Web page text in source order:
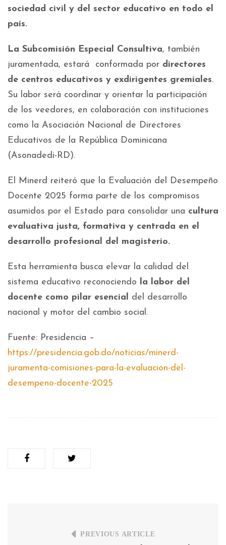
sociedad civil y del sector educativo en todo el
país.
La Subcomisión Especial Consultiva, también
juramentada, estará conformada por directores
de centros educativos y exdirigentes gremiales.
Su labor será coordinar y orientar la participación
de los veedores, en colaboración con instituciones
como la Asociación Nacional de Directores
Educativos de la República Dominicana
(Asonadedi-RD).
El Minerd reiteró que la Evaluación del Desempeño
Docente 2025 forma parte de los compromisos
asumidos por el Estado para consolidar una cultura
evaluativa justa, formativa y centrada en el
desarrollo profesional del magisterio.
Esta herramienta busca elevar la calidad del
sistema educativo reconociendo la labor del
docente como pilar esencial del desarrollo
nacional y motor del cambio social.
Fuente: Presidencia –
https://presidencia.gob.do/noticias/minerd-
juramenta-comisiones-para-la-evaluacion-del-
desempeno-docente-2025
PREVIOUS ARTICLE